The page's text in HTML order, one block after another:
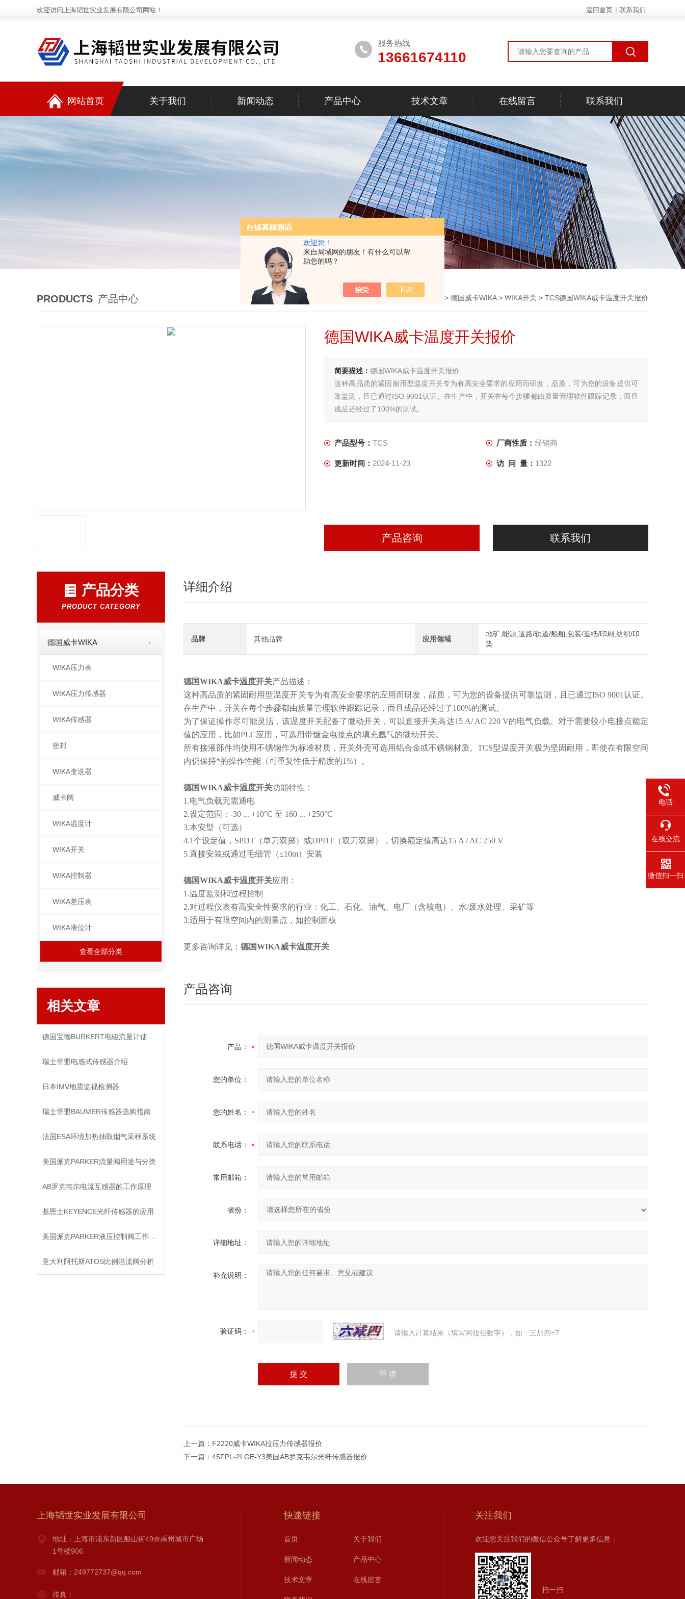
欢迎您！
来自局域网的朋友！有什么可以帮
助您的吗？
欢迎访问上海韬世实业发展有限公司网站！ 返回首页 联系我们
服务热线
13661674110
网站首页 关于我们 新闻动态 产品中心 技术文章 在线留言 联系我们
PRODUCTS 产品中心 首页>产品中心 > 德国威卡WIKA> WIKA开关 > TCS德国WIKA威卡温度开关报价
德国WIKA威卡温度开关报价
简要描述： 德国WIKA威卡温度开关报价
这种高品质的紧固耐用型温度开关专为有高安全要求的应用而研发，品质，可为您的设备提供可
靠监测，且已通过ISO 9001认证。在生产中，开关在每个步骤都由质量管理软件跟踪记录，而且
成品还经过了100%的测试。
产品型号： TCS 厂商性质： 经销商
更新时间： 2024-11-23 访 问 量： 1322
产品咨询 联系我们
产品分类
PRODUCT CATEGORY
德国威卡WIKA
WIKA压力表
WIKA压力传感器
WIKA传感器
密封
WIKA变送器
威卡阀
WIKA温度计
WIKA开关
WIKA控制器
WIKA差压表
WIKA液位计
查看全部分类
相关文章
瑞士堡盟电感式传感器介绍
日本IMV地震监视检测器
瑞士堡盟BAUMER传感器选购指南
法国ESA环境加热抽取烟气采样系统
美国派克PARKER流量阀用途与分类
AB罗克韦尔电流互感器的工作原理
基恩士KEYENCE光纤传感器的应用
意大利阿托斯ATOS比例溢流阀分析
详细介绍
品牌 其他品牌 应用领域
地矿,能源,道路/轨道/船舶,包装/造纸/印刷,纺织/印
染
德国WIKA威卡温度开关产品描述：
这种高品质的紧固耐用型温度开关专为有高安全要求的应用而研发，品质，可为您的设备提供可靠监测，且已通过ISO 9001认证。
在生产中，开关在每个步骤都由质量管理软件跟踪记录，而且成品还经过了100%的测试。
为了保证操作尽可能灵活，该温度开关配备了微动开关，可以直接开关高达15 A/ AC 220 V的电气负载。对于需要较小电接点额定
值的应用，比如PLC应用，可选用带镀金电接点的填充氩气的微动开关。
所有接液部件均使用不锈钢作为标准材质，开关外壳可选用铝合金或不锈钢材质。TCS型温度开关极为坚固耐用，即使在有限空间
内仍保持*的操作性能（可重复性低于精度的1%）。
德国WIKA威卡温度开关功能特性：
1.电气负载无需通电
2.设定范围：-30 ... +10°C 至 160 ... +250°C
3.本安型（可选）
4.1个设定值，SPDT（单刀双掷）或DPDT（双刀双掷），切换额定值高达15 A / AC 250 V
5.直接安装或通过毛细管（≤10m）安装
德国WIKA威卡温度开关应用：
1.温度监测和过程控制
2.对过程仪表有高安全性要求的行业：化工、石化、油气、电厂（含核电）、水/废水处理、采矿等
3.适用于有限空间内的测量点，如控制面板
更多咨询详见： 德国WIKA威卡温度开关
产品咨询
产品：
您的单位：
您的姓名：
联系电话：
常用邮箱：
省份：
详细地址：
补充说明：
验证码： 请输入计算结果（填写阿拉伯数字），如：三加四=7
上一篇： F2220威卡WIKA拉压力传感器报价
下一篇： 45FPL-2LGE-Y3美国AB罗克韦尔光纤传感器报价
上海韬世实业发展有限公司
地址：上海市浦东新区船山街49弄禹州城市广场
1号楼906
邮箱：249772737@qq.com
传真：
快速链接
首页 关于我们
新闻动态 产品中心
技术文章 在线留言
关注我们
欢迎您关注我们的微信公众号了解更多信息：
扫一扫
电话
在线交流
微信扫一扫